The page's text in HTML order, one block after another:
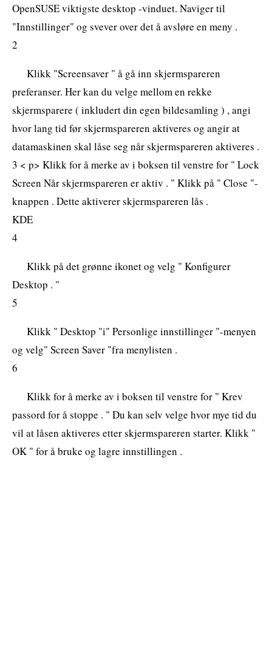
OpenSUSE viktigste desktop -vinduet. Naviger til
"Innstillinger" og svever over det å avsløre en meny .
2
Klikk "Screensaver " å gå inn skjermspareren
preferanser. Her kan du velge mellom en rekke
skjermsparere ( inkludert din egen bildesamling ) , angi
hvor lang tid før skjermspareren aktiveres og angir at
datamaskinen skal låse seg når skjermspareren aktiveres .
3 < p> Klikk for å merke av i boksen til venstre for " Lock
Screen Når skjermspareren er aktiv . " Klikk på " Close "-
knappen . Dette aktiverer skjermspareren lås .
KDE
4
Klikk på det grønne ikonet og velg " Konfigurer
Desktop . "
5
Klikk " Desktop "i" Personlige innstillinger "-menyen
og velg" Screen Saver "fra menylisten .
6
Klikk for å merke av i boksen til venstre for " Krev
passord for å stoppe . " Du kan selv velge hvor mye tid du
vil at låsen aktiveres etter skjermspareren starter. Klikk "
OK " for å bruke og lagre innstillingen .